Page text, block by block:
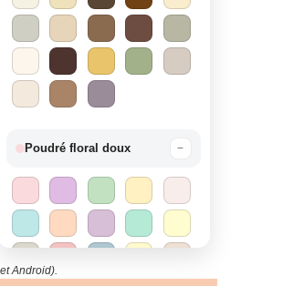
Poudré floral doux −
Android).